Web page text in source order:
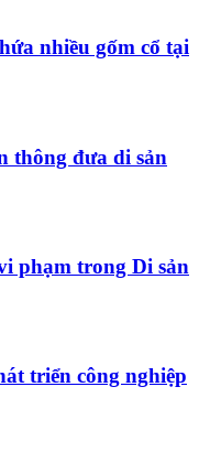
nhiều gốm cổ tại
thông đưa di sản
phạm trong Di sản
triển công nghiệp